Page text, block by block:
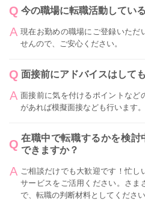
今の職場に転職活動してい
現在お勤めの職場にご登録いただ
せんので、ご安心ください。
面接前にアドバイスはして
面接前に気を付けるポイントなど
があれば模擬面接なども行います。
在職中で転職するかを検討
できますか？
ご相談だけでも大歓迎です！忙
サービスをご活用ください。さま
で、転職の判断材料としてください